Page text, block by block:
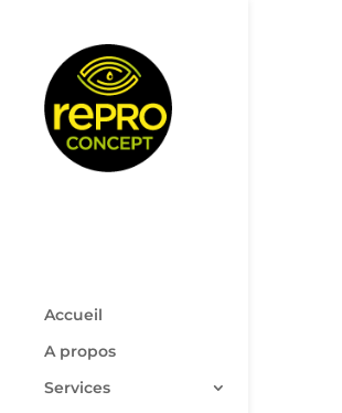
Accueil
A propos
Services